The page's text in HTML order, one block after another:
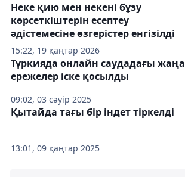
15:22, 19 қаңтар 2026
Неке қию мен некені бұзу
көрсеткіштерін есептеу
әдістемесіне өзгерістер енгізілді
09:02, 03 сәуір 2025
Түркияда онлайн саудадағы жаңа
ережелер іске қосылды
13:01, 09 қаңтар 2025
Қытайда тағы бір індет тіркелді